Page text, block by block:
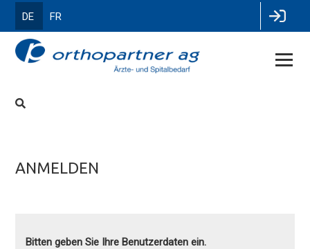
DE FR
ANMELDEN
Bitten geben Sie Ihre Benutzerdaten ein.